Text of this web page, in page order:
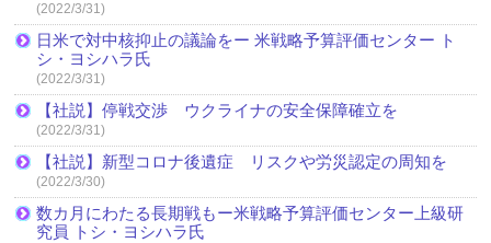
(2022/3/31)
日米で対中核抑止の議論をー 米戦略予算評価センター ト
シ・ヨシハラ氏
(2022/3/31)
【社説】停戦交渉 ウクライナの安全保障確立を
(2022/3/31)
【社説】新型コロナ後遺症 リスクや労災認定の周知を
(2022/3/30)
数カ月にわたる長期戦もー米戦略予算評価センター上級研
究員 トシ・ヨシハラ氏